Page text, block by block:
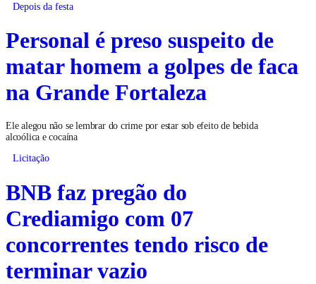
Depois da festa
Personal é preso suspeito de
matar homem a golpes de faca
na Grande Fortaleza
Ele alegou não se lembrar do crime por estar sob efeito de bebida
alcoólica e cocaína
Licitação
BNB faz pregão do
Crediamigo com 07
concorrentes tendo risco de
terminar vazio